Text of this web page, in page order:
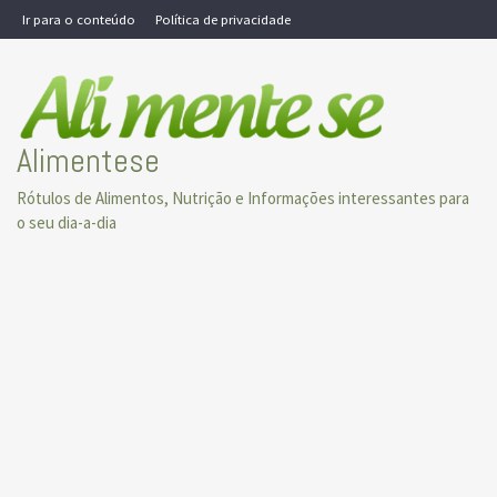
Skip
to
Ir para o conteúdo Política de privacidade
Alimentese
Rótulos de Alimentos, Nutrição e Informações interessantes para
o seu dia-a-dia